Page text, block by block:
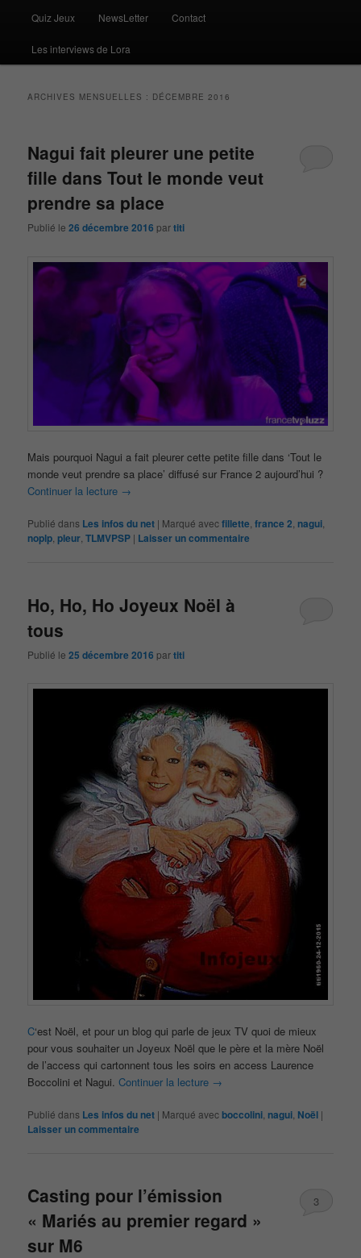
Quiz Jeux NewsLetter Contact
Les interviews de Lora
ARCHIVES MENSUELLES : DÉCEMBRE 2016
Nagui fait pleurer une petite
fille dans Tout le monde veut
prendre sa place
Publié le26 décembre 2016 partiti
Mais pourquoi Nagui a fait pleurer cette petite fille dans ‘Tout le
monde veut prendre sa place’ diffusé sur France 2 aujourd’hui ?
Continuer la lecture →
Publié dans Les infos du net | Marqué avecfillette ,france 2 nagui
noplp ,pleur ,TLMVPSP | Laisser un commentaire
Ho, Ho, Ho Joyeux Noël à
tous
Publié le25 décembre 2016 partiti
C‘est Noël, et pour un blog qui parle de jeux TV quoi de mieux
pour vous souhaiter un Joyeux Noël que le père et la mère Noël
de l’access qui cartonnent tous les soirs en access Laurence
Boccolini et Nagui.Continuer la lecture →
Publié dans Les infos du net | Marqué avecboccolini nagui Noël |
Laisser un commentaire
Casting pour l’émission
« Mariés au premier regard »
sur M6
3